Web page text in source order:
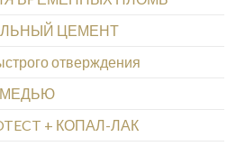
ЦЕМЕНТ
отверждения
МЕДЬЮ
+ КОПАЛ-ЛАК